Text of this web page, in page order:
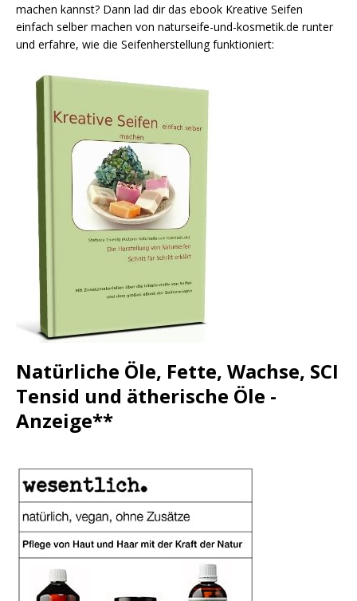
machen kannst? Dann lad dir das ebook Kreative Seifen
einfach selber machen von naturseife-und-kosmetik.de runter
und erfahre, wie die Seifenherstellung funktioniert:
Natürliche Öle, Fette, Wachse, SCI
Tensid und ätherische Öle -
Anzeige**